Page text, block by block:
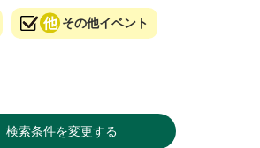
その他イベント
検索条件を変更する